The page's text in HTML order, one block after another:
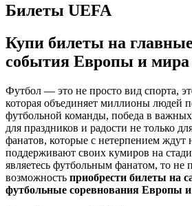
Билеты UEFA
Купи билеты на
события Европы и мира
Футбол — это не просто вид спорта,
которая объединяет миллионы людей
футбольной команды, победа в
для праздников и радости не только
фанатов, которые с нетерпением ждут
поддерживают своих кумиров на
являетесь футбольным фанатом, то не
возможность приобрести билеты на
футбольные соревнования Европы